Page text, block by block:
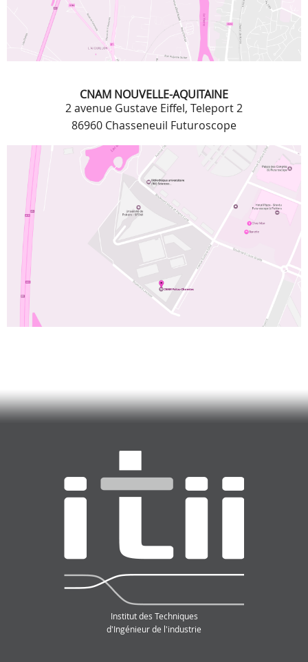
CNAM NOUVELLE-AQUITAINE
2 avenue Gustave Eiffel, Teleport 2
86960 Chasseneuil Futuroscope
Institut des Techniques
d'Ingénieur de l'industrie